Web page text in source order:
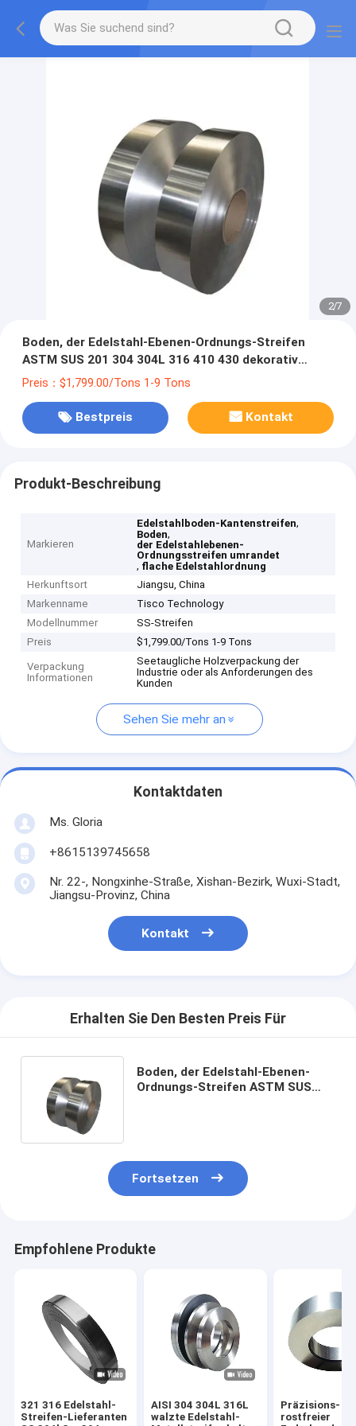
2/7
Boden, der Edelstahl-Ebenen-Ordnungs-Streifen
ASTM SUS 201 304 304L 316 410 430 dekorativ
umrandet
Preis：$1,799.00/Tons 1-9 Tons
Bestpreis Kontakt
Produkt-Beschreibung
Markieren
Edelstahlboden-Kantenstreifen,
Boden,
der Edelstahlebenen-
Ordnungsstreifen umrandet
, flache Edelstahlordnung
Herkunftsort
Jiangsu, China
Markenname
Tisco Technology
Modellnummer
SS-Streifen
Preis
$1,799.00/Tons 1-9 Tons
Verpackung
Informationen
Seetaugliche Holzverpackung der
Industrie oder als Anforderungen des
Kunden
Sehen Sie mehr an
Kontaktdaten
Ms. Gloria
+8615139745658
Nr. 22-, Nongxinhe-Straße, Xishan-Bezirk, Wuxi-Stadt,
Jiangsu-Provinz, China
Kontakt
Erhalten Sie Den Besten Preis Für
Boden, der Edelstahl-Ebenen-
Ordnungs-Streifen ASTM SUS
Fortsetzen
Empfohlene Produkte
321 316 Edelstahl-
Streifen-Lieferanten
AISI 304 304L 316L
walzte Edelstahl-
Präzisions-
rostfreier